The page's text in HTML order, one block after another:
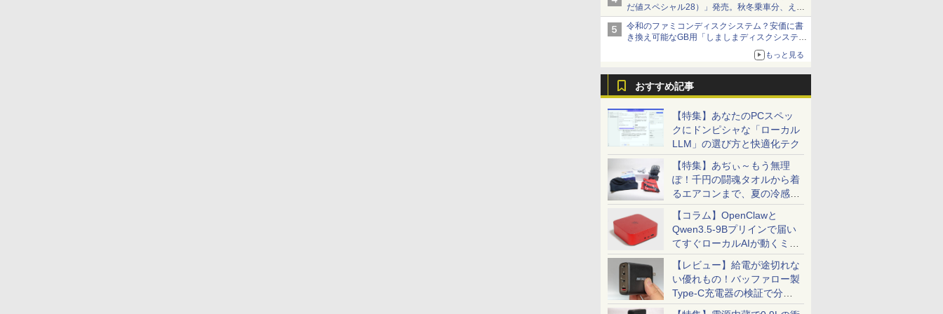
だ値スペシャル28）」発売。秋冬乗車分、えき
ねっと限定
令和のファミコンディスクシステム？安価に書
き換え可能なGB用「しましまディスクシステ
もっと見る
おすすめ記事
【特集】あなたのPCスペッ
クにドンピシャな「ローカル
LLM」の選び方と快適化テク
【特集】あぢぃ～もう無理
ぽ！千円の闘魂タオルから着
るエアコンまで、夏の冷感グ
ッズ一挙紹介
【コラム】OpenClawと
Qwen3.5-9Bプリインで届い
てすぐローカルAIが動くミニ
PC「SER9 Pro」
【レビュー】給電が途切れな
い優れもの！バッファロー製
Type-C充電器の検証で分か
ったこと